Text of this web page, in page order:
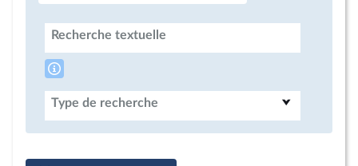
Recherche textuelle
Type de recherche